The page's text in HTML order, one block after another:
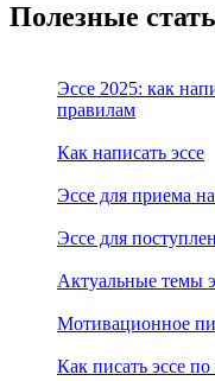
Полезные
Эссе 2025: как
правилам
Как написать эссе
Эссе для приема
Эссе для
Актуальные темы
Мотивационное
Как писать эссе